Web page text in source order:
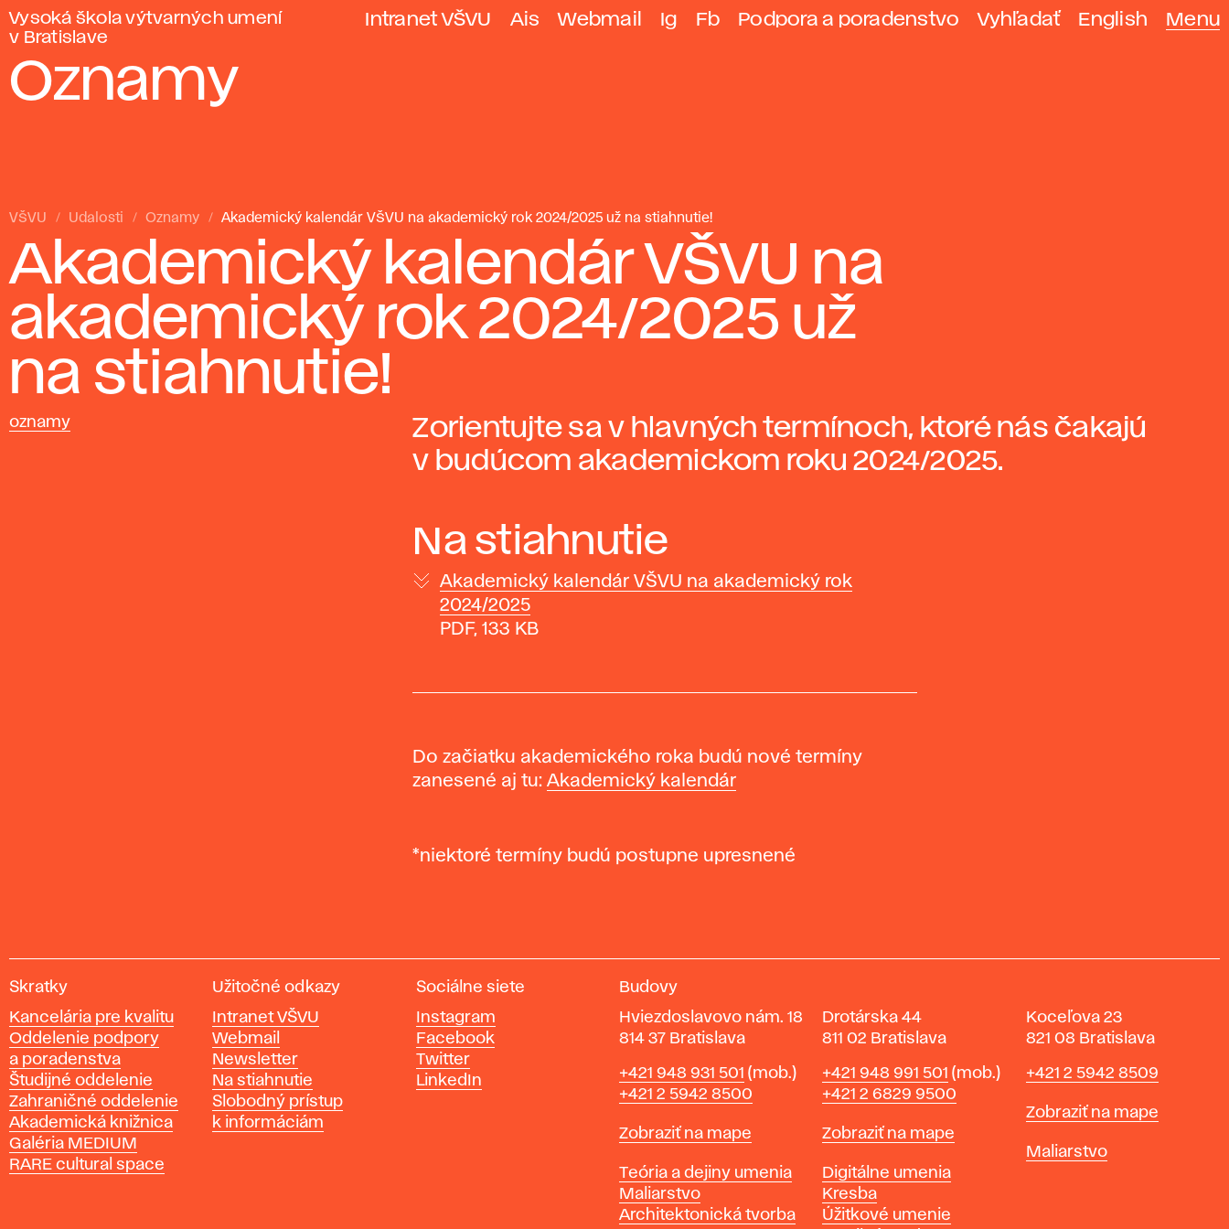
Vysoká škola výtvarných umení
v Bratislave
Intranet VŠVU Ais Webmail Ig Fb Podpora a poradenstvo Vyhľadať English Menu
Oznamy
VŠVU Udalosti Oznamy Akademický kalendár VŠVU na akademický rok 2024/2025 už na stiahnutie!
Akademický kalendár VŠVU na
akademický rok 2024/2025 už
na stiahnutie!
oznamy
Zorientujte sa v hlavných termínoch, ktoré nás čakajú
v budúcom akademickom roku 2024/2025.
Na stiahnutie
Akademický kalendár VŠVU na akademický rok
2024/2025
PDF, 133 KB
Do začiatku akademického roka budú nové termíny
zanesené aj tu:Akademický kalendár
*niektoré termíny budú postupne upresnené
V
s
o
k
á
š
k
o
l
Skratky
Kancelária pre kvalitu
Oddelenie podpory
a poradenstva
Študijné oddelenie
Zahraničné oddelenie
Akademická knižnica
Galéria MEDIUM
RARE cultural space
Užitočné odkazy
Intranet VŠVU
Webmail
Newsletter
Na stiahnutie
Slobodný prístup
k informáciám
Sociálne siete
Instagram
Facebook
Twitter
LinkedIn
Budovy
Hviezdoslavovo nám. 18
814 37 Bratislava
Telefón
+421 948 931 501 (mob.)
+421 2 5942 8500
Mapa
Zobraziť na mape
Katedry
Teória a dejiny umenia
Maliarstvo
Architektonická tvorba
Drotárska 44
811 02 Bratislava
Telefón
+421 948 991 501 (mob.)
+421 2 6829 9500
Mapa
Zobraziť na mape
Katedry
Digitálne umenia
Kresba
Úžitkové umenie
Koceľova 23
821 08 Bratislava
Telefón
+421 2 5942 8509
Mapa
Zobraziť na mape
Katedry
Maliarstvo